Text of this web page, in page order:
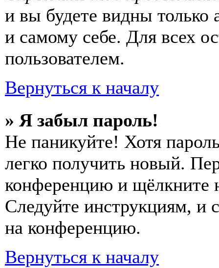
и вы будете видны только
и самому себе. Для всех
пользователем.
Вернуться к началу
» Я забыл пароль!
Не паникуйте! Хотя
легко получить новый.
конференцию и щёлкните
Следуйте инструкциям, и
на конференцию.
Вернуться к началу